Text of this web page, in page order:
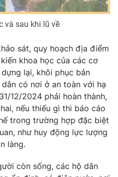
và sau khi lũ về
sát, quy hoạch địa điểm
khoa học của các cơ
lại, khôi phục bản
có nơi ở an toàn với hạ
12/2024 phải hoàn thành,
nếu thiếu gì thì báo cáo
trong trường hợp đặc biệt
như huy động lực lượng
làng.
còn sống, các hộ dân